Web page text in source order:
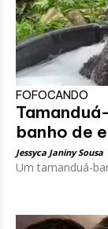
FOFOCANDO
banho de
Jessyca Janiny Sousa
Um tamanduá-